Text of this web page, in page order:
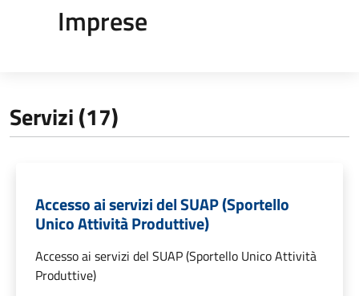
Imprese
Servizi (17)
Accesso ai servizi del SUAP (Sportello
Unico Attività Produttive)
Accesso ai servizi del SUAP (Sportello Unico Attività
Produttive)